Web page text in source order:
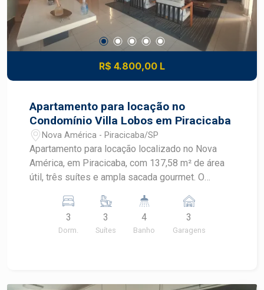
R$ 4.800,00 L
Apartamento para locação no
Condomínio Villa Lobos em Piracicaba
Nova América - Piracicaba/SP
Apartamento para locação localizado no Nova
América, em Piracicaba, com 137,58 m² de área
útil, três suítes e ampla sacada gourmet. O
condomínio completo, com lazer diversificado e
portaria 24 horas. CARACTERÍSTICAS DO
IMÓVEL - Área útil de 137,58 m² - 3 dormitórios,
3
Dorm.
3
Suítes
4
Banho
3
Garagens